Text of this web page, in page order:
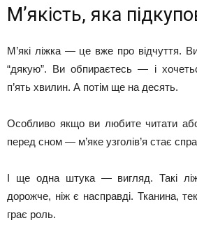
М’якість, яка
М’які ліжка — це вже про відчуття.
“дякую”. Ви обпираєтесь — і
п’ять хвилин. А потім ще на десять.
Особливо якщо ви любите читати
перед сном — м’яке узголів’я стає
І ще одна штука — вигляд. Такі
дорожче, ніж є насправді. Тканина,
грає роль.